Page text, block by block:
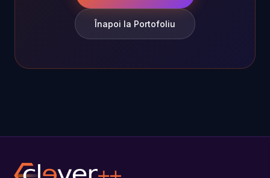
Înapoi la Portofoliu